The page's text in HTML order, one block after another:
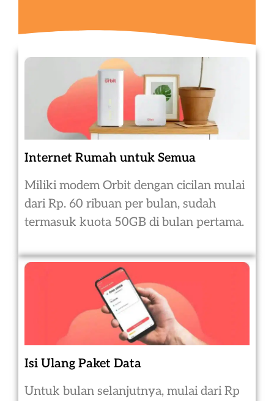
Internet Rumah untuk Semua
Miliki modem Orbit dengan cicilan mulai
dari Rp. 60 ribuan per bulan, sudah
termasuk kuota 50GB di bulan pertama.
Isi Ulang Paket Data
Untuk bulan selanjutnya, mulai dari Rp